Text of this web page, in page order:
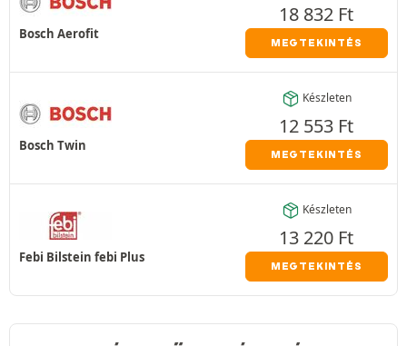
Bosch Aerofit
18 832 Ft
MEGTEKINTÉS
Bosch Twin
Készleten
12 553 Ft
MEGTEKINTÉS
Febi Bilstein febi Plus
Készleten
13 220 Ft
MEGTEKINTÉS